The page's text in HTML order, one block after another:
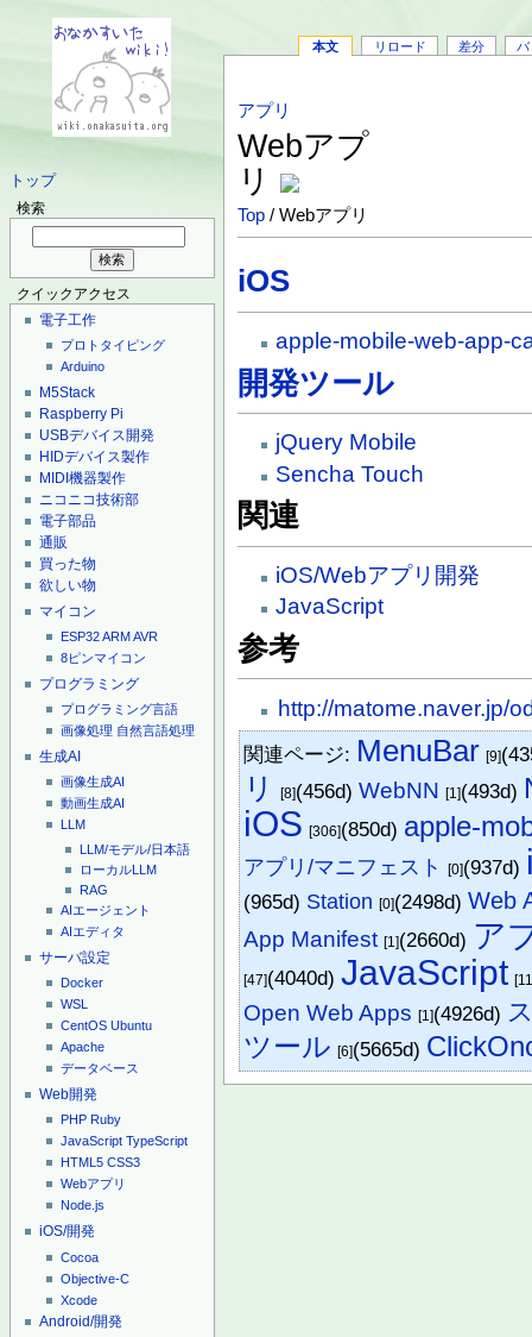
トップ
検索
クイックアクセス
電子工作
プロトタイピング
Arduino
M5Stack
Raspberry Pi
USBデバイス開発
HIDデバイス製作
MIDI機器製作
ニコニコ技術部
電子部品
通販
買った物
欲しい物
マイコン
ESP32ARMAVR
8ピンマイコン
プログラミング
プログラミング言語
画像処理 自然言語処理
生成AI
画像生成AI
動画生成AI
LLM
LLM/モデル/日本語
ローカルLLM
RAG
AIエージェント
AIエディタ
サーバ設定
Docker
WSL
CentOS Ubuntu
Apache
データベース
Web開発
PHP Ruby
JavaScript TypeScript
HTML5 CSS3
Webアプリ
Node.js
iOS/開発
Cocoa
Objective-C
Xcode
Android/開発
本文 リロード 差分 バ
アプリ
Webアプ
リ
Top / Webアプリ
iOS
apple-mobile-web-app-
開発ツール
jQuery Mobile
Sencha Touch
関連
iOS/Webアプリ開発
JavaScript
参考
http://matome.naver.jp/
関連ページ: MenuBar [9]
リ [8](456d)WebNN [1](493d)
iOS [306](850d) apple-
アプリ/マニフェスト [0](937d)
(965d) Station [0](2498d)Web
App Manifest [1](2660d) ア
[47](4040d)JavaScript
Open Web Apps [1](4926d)
ツール [6](5665d)